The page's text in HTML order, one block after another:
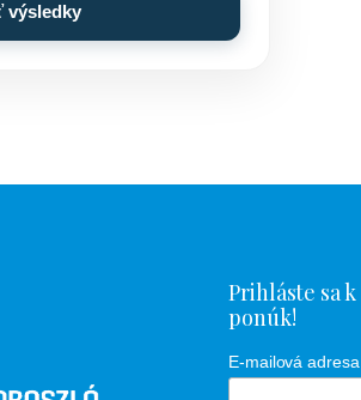
výsledky
Prihláste sa
ponúk!
E-mailová adresa